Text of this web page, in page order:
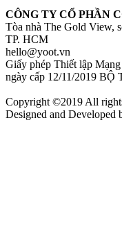
CÔNG TY CỔ PHẦN
Tòa nhà The Gold View,
TP. HCM
hello@yoot.vn
Giấy phép Thiết lập
ngày cấp 12/11/2019
Copyright ©2019 All
Designed and Developed